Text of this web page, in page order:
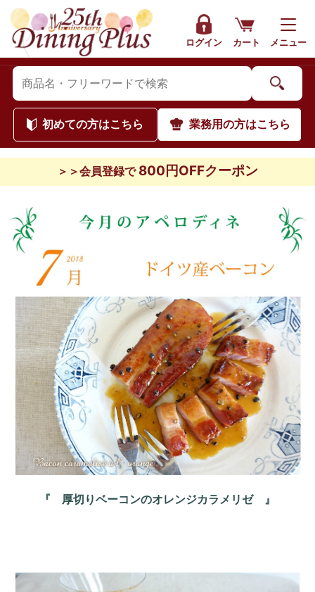
ログイン カート メニュー
初めての方はこちら 業務用の方はこちら
＞＞会員登録で 800円OFFクーポン
『 厚切りベーコンのオレンジカラメリゼ 』